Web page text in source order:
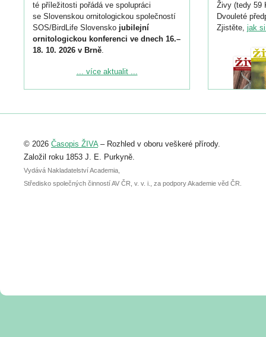
té příležitosti pořádá ve spolupráci
se Slovenskou ornitologickou společností
SOS/BirdLife Slovensko jubilejní
ornitologickou konferenci ve dnech 16.–
18. 10. 2026 v Brně.
Podrobnější informace ke konferenci
Registrovat se můžete do 6. září.
abstraktu přihlášené přednášky nebo
posteru je už 30. června.
... více aktualit ...
Živy (tedy 59
Dvouleté
Zjistěte, jak
© 2026 Časopis ŽIVA– Rozhled v oboru veškeré přírody.
Založil roku 1853 J. E. Purkyně.
Vydává Nakladatelství Academia,
Středisko společných činností AV ČR, v. v. i., za podpory Akademie věd ČR.